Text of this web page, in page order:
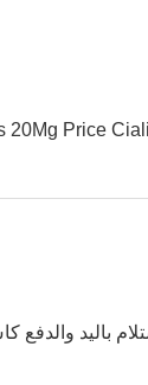
20Mg Price
في #جدة ((الأستلام